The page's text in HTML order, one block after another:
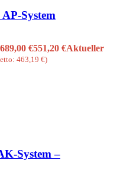
System
€551,20 €Aktueller
463,19 €)
System –